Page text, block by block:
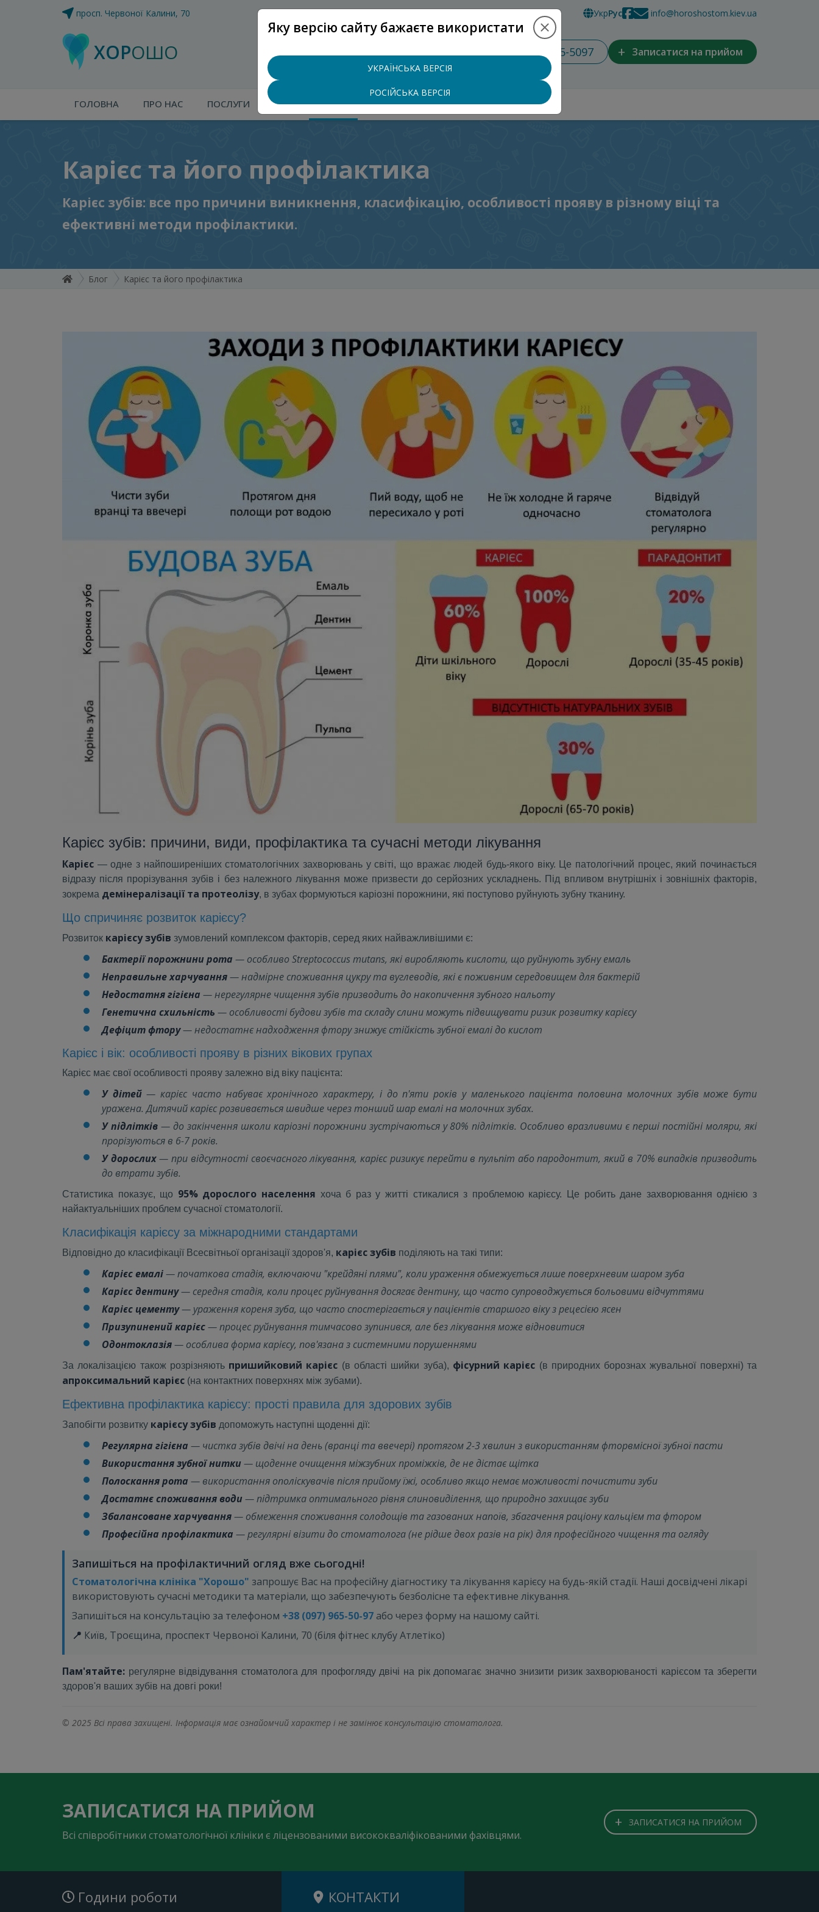
просп. Червоної Калини, 70 УкрРус info@horoshostom.kiev.ua
ХОРОШО +38 (097) 965-5097 + Записатися на прийом
ГОЛОВНА ПРО НАС ПОСЛУГИ ЦІНИ БЛОГ КОНТАКТИ
Карієс та його профілактика
Карієс зубів: все про причини виникнення, класифікацію, особливості прояву в різному віці та
ефективні методи профілактики.
Блог Карієс та його профілактика
Карієс зубів: причини, види, профілактика та сучасні методи лікування
Карієс — одне з найпоширеніших стоматологічних захворювань у світі, що вражає людей будь-якого віку. Це патологічний процес, який починається
відразу після прорізування зубів і без належного лікування може призвести до серйозних ускладнень. Під впливом внутрішніх і зовнішніх факторів,
зокрема демінералізації та протеолізу, в зубах формуються каріозні порожнини, які поступово руйнують зубну тканину.
Що спричиняє розвиток карієсу?
Розвиток карієсу зубів зумовлений комплексом факторів, серед яких найважливішими є:
Бактерії порожнини рота — особливо Streptococcus mutans, які виробляють кислоти, що руйнують зубну емаль
Неправильне харчування— надмірне споживання цукру та вуглеводів, які є поживним середовищем для бактерій
Недостатня гігієна — нерегулярне чищення зубів призводить до накопичення зубного нальоту
Генетична схильність — особливості будови зубів та складу слини можуть підвищувати ризик розвитку карієсу
Дефіцит фтору— недостатнє надходження фтору знижує стійкість зубної емалі до кислот
Карієс і вік: особливості прояву в різних вікових групах
Карієс має свої особливості прояву залежно від віку пацієнта:
У дітей— карієс часто набуває хронічного характеру, і до п'яти років у маленького пацієнта половина молочних зубів може бути
уражена. Дитячий карієс розвивається швидше через тонший шар емалі на молочних зубах.
У підлітків— до закінчення школи каріозні порожнини зустрічаються у 80% підлітків. Особливо вразливими є перші постійні моляри, які
прорізуються в 6-7 років.
У дорослих— при відсутності своєчасного лікування, карієс ризикує перейти в пульпіт або пародонтит, який в 70% випадків призводить
до втрати зубів.
Статистика показує, що 95% дорослого населення хоча б раз у житті стикалися з проблемою карієсу. Це робить дане захворювання однією з
найактуальніших проблем сучасної стоматології.
Класифікація карієсу за міжнародними стандартами
Відповідно до класифікації Всесвітньої організації здоров'я, карієс зубів поділяють на такі типи:
Карієс емалі— початкова стадія, включаючи "крейдяні плями", коли ураження обмежується лише поверхневим шаром зуба
Карієс дентину— середня стадія, коли процес руйнування досягає дентину, що часто супроводжується больовими відчуттями
Карієс цементу— ураження кореня зуба, що часто спостерігається у пацієнтів старшого віку з рецесією ясен
Призупинений карієс— процес руйнування тимчасово зупинився, але без лікування може відновитися
Одонтоклазія— особлива форма карієсу, пов'язана з системними порушеннями
За локалізацією також розрізняють пришийковий карієс (в області шийки зуба), фісурний карієс (в природних борознах жувальної поверхні) та
апроксимальний карієс (на контактних поверхнях між зубами).
Ефективна профілактика карієсу: прості правила для здорових зубів
Запобігти розвитку карієсу зубів допоможуть наступні щоденні дії:
Регулярна гігієна — чистка зубів двічі на день (вранці та ввечері) протягом 2-3 хвилин з використанням фторвмісної зубної пасти
Використання зубної нитки— щоденне очищення міжзубних проміжків, де не дістає щітка
Полоскання рота — використання ополіскувачів після прийому їжі, особливо якщо немає можливості почистити зуби
Достатнє споживання води— підтримка оптимального рівня слиновиділення, що природно захищає зуби
Збалансоване харчування— обмеження споживання солодощів та газованих напоїв, збагачення раціону кальцієм та фтором
Професійна профілактика — регулярні візити до стоматолога (не рідше двох разів на рік) для професійного чищення та огляду
Запишіться на профілактичний огляд вже сьогодні!
Стоматологічна клініка "Хорошо" запрошує Вас на професійну діагностику та лікування карієсу на будь-якій стадії. Наші досвідчені лікарі
використовують сучасні методики та матеріали, що забезпечують безболісне та ефективне лікування.
Запишіться на консультацію за телефоном +38 (097) 965-50-97 або через форму на нашому сайті.
📍 Київ, Троєщина, проспект Червоної Калини, 70 (біля фітнес клубу Атлетіко)
Пам'ятайте: регулярне відвідування стоматолога для профогляду двічі на рік допомагає значно знизити ризик захворюваності карієсом та зберегти
здоров'я ваших зубів на довгі роки!
© 2025 Всі права захищені. Інформація має ознайомчий характер і не замінює консультацію стоматолога.
ЗАПИСАТИСЯ НА ПРИЙОМ
Всі співробітники стоматологічної клініки є ліцензованими висококваліфікованими фахівцями.
+ ЗАПИСАТИСЯ НА ПРИЙОМ
Години роботи КОНТАКТИ
Яку версію сайту бажаєте використати
УКРАЇНСЬКА ВЕРСІЯ
РОСІЙСЬКА ВЕРСІЯ